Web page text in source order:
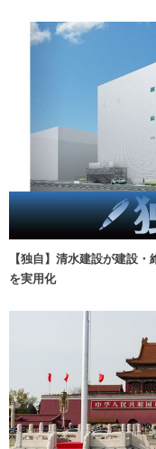
【独自】清水建設が建設
を実用化